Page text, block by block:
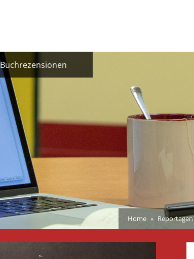
Buchrezensionen
Home Reportagen